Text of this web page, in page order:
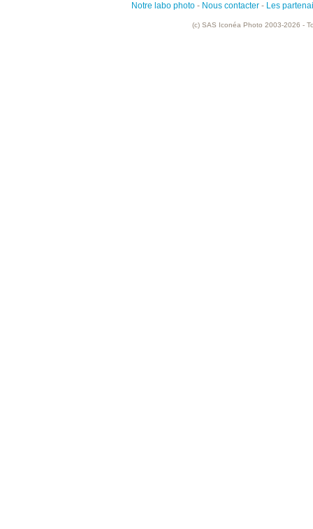
Notre labo photo - Nous contacter - Les
(c) SAS Iconéa Photo 2003-2026 -